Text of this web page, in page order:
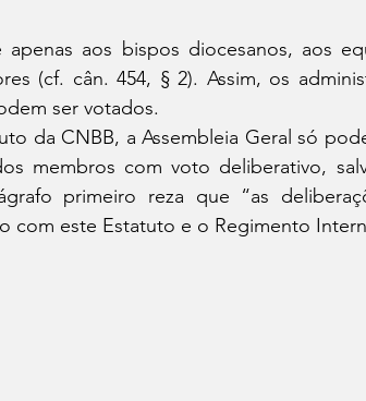
aos bispos diocesanos, aos
(cf. cân. 454, § 2). Assim, os
ser votados.
da CNBB, a Assembleia Geral só
membros com voto deliberativo,
primeiro reza que “as
com este Estatuto e o Regimento